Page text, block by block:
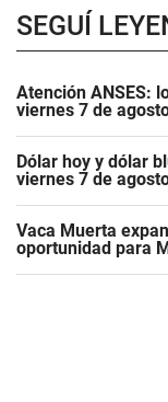
SEGUÍ
Atención ANSES:
viernes 7 de
Dólar hoy y dólar
viernes 7 de
Vaca Muerta
oportunidad para